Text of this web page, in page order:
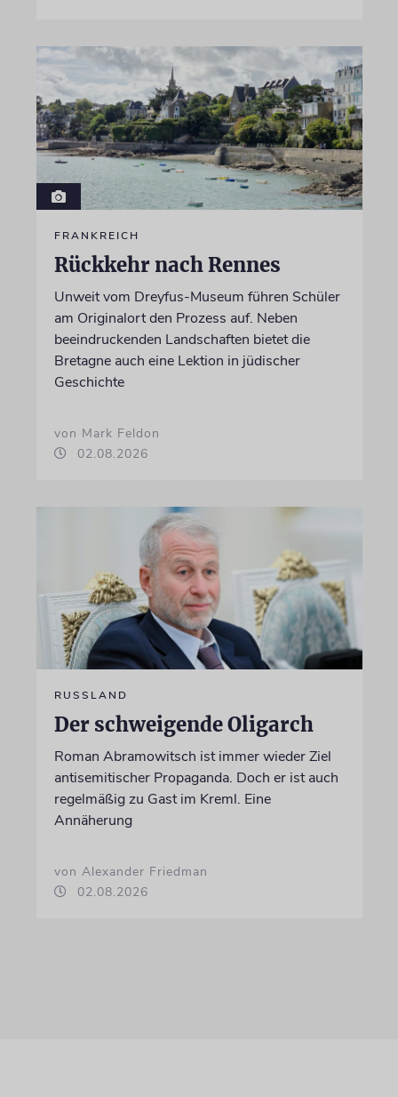
FRANKREICH
Rückkehr nach Rennes
Unweit vom Dreyfus-Museum führen Schüler
am Originalort den Prozess auf. Neben
beeindruckenden Landschaften bietet die
Bretagne auch eine Lektion in jüdischer
Geschichte
von Mark Feldon
02.08.2026
RUSSLAND
Der schweigende Oligarch
Roman Abramowitsch ist immer wieder Ziel
antisemitischer Propaganda. Doch er ist auch
regelmäßig zu Gast im Kreml. Eine
Annäherung
von Alexander Friedman
02.08.2026